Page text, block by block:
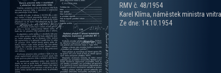
RMV č. 48/1954
Karel Klíma, náměstek ministra vnitra
Ze dne: 14.10.1954
zobrazit PDF dokument